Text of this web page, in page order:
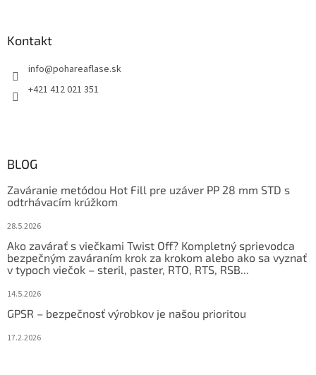
Kontakt
info@pohareaflase.sk
+421 412 021 351
BLOG
Zaváranie metódou Hot Fill pre uzáver PP 28 mm STD s
odtrhávacím krúžkom
28.5.2026
Ako zavárať s viečkami Twist Off? Kompletný sprievodca
bezpečným zaváraním krok za krokom alebo ako sa vyznať
v typoch viečok – steril, paster, RTO, RTS, RSB...
14.5.2026
GPSR – bezpečnosť výrobkov je našou prioritou
17.2.2026